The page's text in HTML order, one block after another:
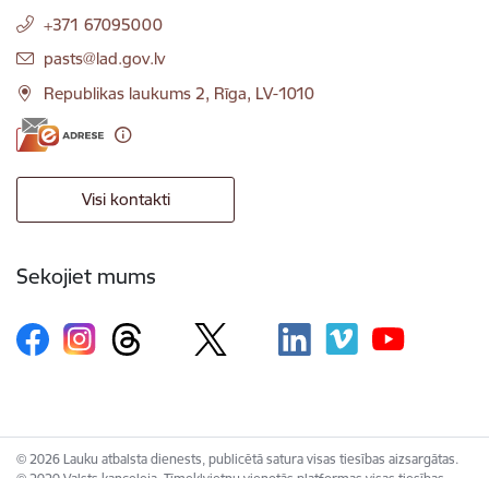
+371 67095000
E-pasts:
pasts@lad.gov.lv
Republikas laukums 2, Rīga, LV-1010
Visi kontakti
Sekojiet mums
© 2026 Lauku atbalsta dienests, publicētā satura visas tiesības aizsargātas.